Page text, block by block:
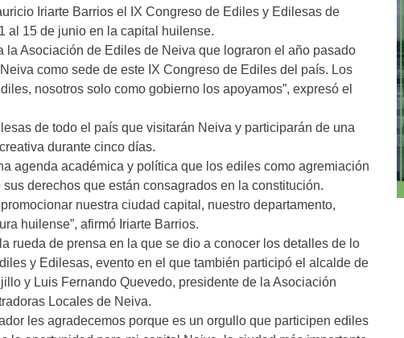
Iriarte Barrios el IX Congreso de Ediles y Edilesas de
al 15 de junio en la capital huilense.
la Asociación de Ediles de Neiva que lograron el año pasado
como sede de este IX Congreso de Ediles del país. Los
nosotros solo como gobierno los apoyamos”, expresó el
de todo el país que visitarán Neiva y participarán de una
durante cinco días.
agenda académica y política que los ediles como agremiación
derechos que están consagrados en la constitución.
nuestra ciudad capital, nuestro departamento,
huilense”, afirmó Iriarte Barrios.
rueda de prensa en la que se dio a conocer los detalles de lo
y Edilesas, evento en el que también participó el alcalde de
y Luis Fernando Quevedo, presidente de la Asociación
Locales de Neiva.
les agradecemos porque es un orgullo que participen ediles